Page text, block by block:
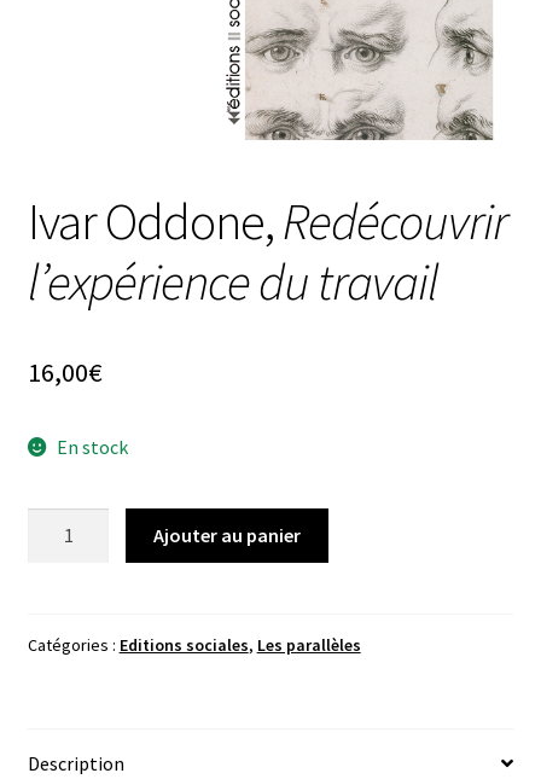
Ivar Oddone,Redécouvrir
l’expérience du travail
16,00€
En stock
Redécouvrir
Ajouter au panier
Catégories : Editions sociales, Les parallèles
Description